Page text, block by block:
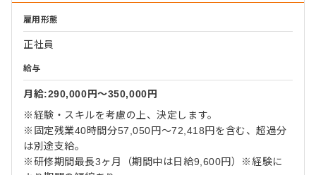
雇用形態
正社員
給与
月給:290,000円〜350,000円
※経験・スキルを考慮の上、決定します。
※固定残業40時間分57,050円～72,418円を含む、超過分
は別途支給。
※研修期間最長3ヶ月（期間中は日給9,600円）※経験に